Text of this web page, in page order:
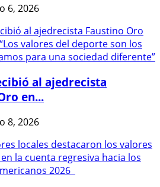
6, 2026
al ajedrecista
en...
8, 2026